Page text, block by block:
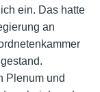
ein. Das hatte
an
Plenum und